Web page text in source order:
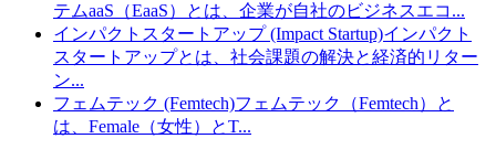
テムaaS（EaaS）とは、企業が自社のビジネスエコ ...
インパクトスタートアップ (Impact Startup)インパクト
スタートアップとは、社会課題の解決と経済的リター
ン...
フェムテック (Femtech)フェムテック（Femtech）と
は、Female（女性）とT...